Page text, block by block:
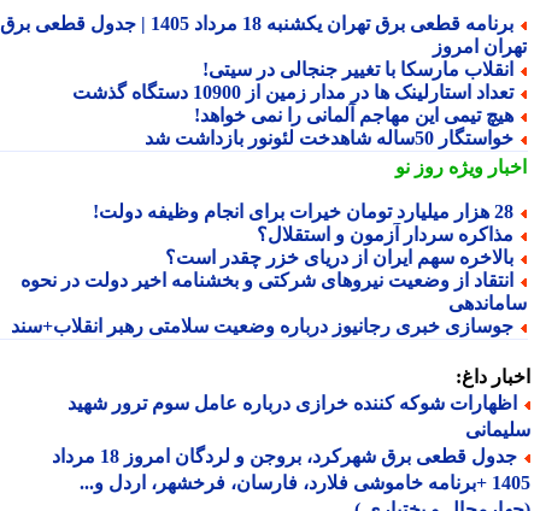
برنامه قطعی برق تهران یکشنبه 18 مرداد 1405 | جدول قطعی برق
امروز
مارسکا با تغییر جنجالی در سیتی!
استارلینک ها در مدار زمین از 10900 دستگاه گذشت
تیمی این مهاجم آلمانی را نمی خواهد!
50ساله شاهدخت لئونور بازداشت شد
ویژهروز نو
تومان خیرات برای انجام وظیفه دولت!
سردار آزمون و استقلال؟
سهم ایران از دریای خزر چقدر است؟
از وضعیت نیروهای شرکتی و بخشنامه اخیر دولت در نحوه
خبری رجانیوز درباره وضعیت سلامتی رهبر انقلاب+سند
داغ:
شوکه کننده خرازی درباره عامل سوم ترور شهید
جدول قطعی برق شهرکرد، بروجن و لردگان امروز 18 مرداد
1405 +برنامه خاموشی فلارد، فارسان، فرخشهر، اردل و...